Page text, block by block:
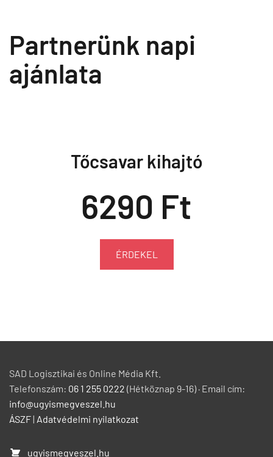
Partnerünk napi
ajánlata
Tőcsavar kihajtó
6290 Ft
ÉRDEKEL
SAD Logisztikai és Online Média Kft.
Telefonszám: 06 1 255 0222 (Hétköznap 9-16) · Email cím:
info@ugyismegveszel.hu
ÁSZF| Adatvédelmi nyilatkozat
ugyismegveszel.hu